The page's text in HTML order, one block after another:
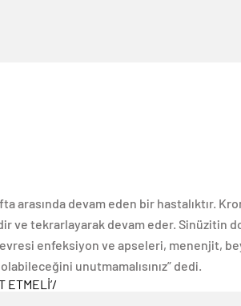
arasında devam eden bir hastalıktır.
ve tekrarlayarak devam eder. Sinüzitin
enfeksiyon ve apseleri, menenjit,
unutmamalısınız” dedi.
ETMELİ’/